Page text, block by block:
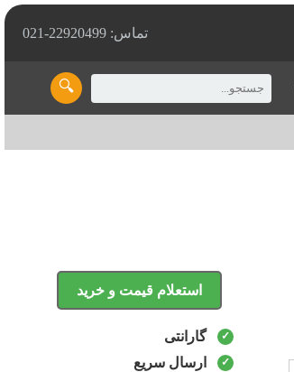
تماس: 22920499-021
🔍
استعلام قیمت و خرید
گارانتی
ارسال سریع